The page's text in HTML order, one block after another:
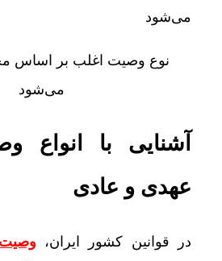
نوع وصیت اغلب بر اساس
می‌شود
آشنایی با انواع
عهدی و عادی
در قوانین کشور ایران، وصیت‌